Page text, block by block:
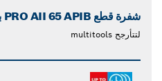
شفرة قطع PRO AII 65 APIB بخاصية الغطس
لتتأرجح multitools